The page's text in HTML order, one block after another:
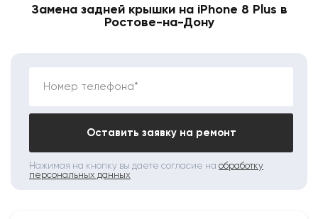
Замена задней крышки на iPhone 8 Plus в
Ростове-на-Дону
Номер телефона*
Оставить заявку на ремонт
Нажимая на кнопку вы даете согласие на обработку
персональных данных